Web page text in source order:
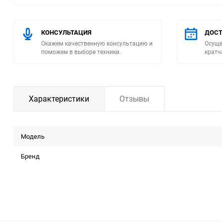
Пневматический
инструмент
Насосы бытовые
КОНСУЛЬТАЦИЯ
Окажем качественную консультацию и
поможем в выборе техники.
Характеристики Отзывы
Модель
Бренд